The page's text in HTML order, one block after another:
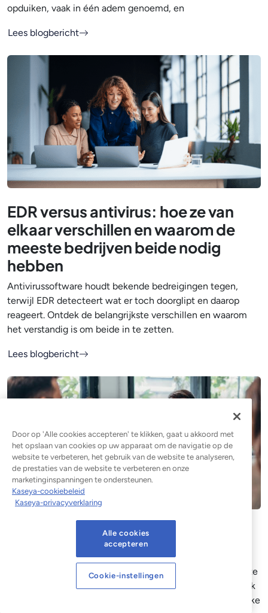
opduiken, vaak in één adem genoemd, en
Lees blogbericht
EDR versus antivirus: hoe ze van
elkaar verschillen en waarom de
meeste bedrijven beide nodig
hebben
Antivirussoftware houdt bekende bedreigingen tegen,
terwijl EDR detecteert wat er toch doorglipt en daarop
reageert. Ontdek de belangrijkste verschillen en waarom
het verstandig is om beide in te zetten.
Lees blogbericht
SIEM versus SOAR: wat is het
verschil en heb je beide nodig?
SIEM spoort bedreigingen op door beveiligingsgegevens te
correleren. SOAR automatiseert de reactie daarop. Ontdek
de belangrijkste verschillen, hoe ze samenwerken en welke
Door op 'Alle cookies accepteren' te klikken, gaat u akkoord met
het opslaan van cookies op uw apparaat om de navigatie op de
website te verbeteren, het gebruik van de website te analyseren,
de prestaties van de website te verbeteren en onze
marketinginspanningen te ondersteunen.
Kaseya-cookiebeleid
Kaseya-privacyverklaring
Alle cookies
accepteren
Cookie-instellingen